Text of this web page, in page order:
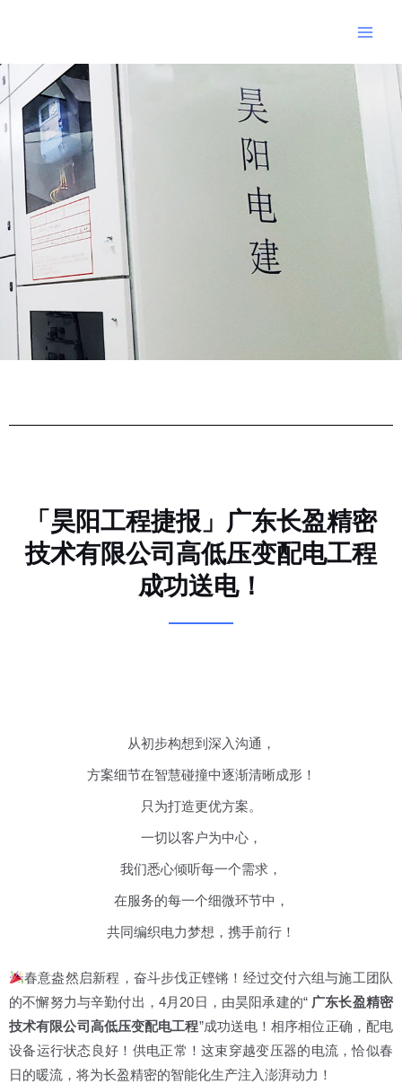
容
「昊阳工程捷报」广东长盈精密
技术有限公司高低压变配电工程
成功送电！
从初步构想到深入沟通，
方案细节在智慧碰撞中逐渐清晰成形！
只为打造更优方案。
一切以客户为中心，
我们悉心倾听每一个需求，
在服务的每一个细微环节中，
共同编织电力梦想，携手前行！
春意盎然启新程，奋斗步伐正铿锵！经过交付六组与施工团队
的不懈努力与辛勤付出，4月20日，由昊阳承建的“ 广东长盈精密
技术有限公司高低压变配电工程”成功送电！相序相位正确，配电
设备运行状态良好！供电正常！这束穿越变压器的电流，恰似春
日的暖流，将为长盈精密的智能化生产注入澎湃动力！
Post
navigation